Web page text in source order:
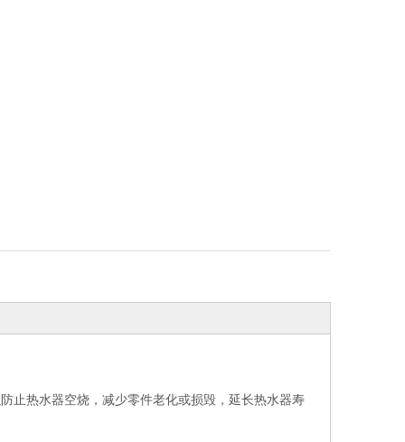
止热水器空烧，减少零件老化或损毁，延长热水器寿